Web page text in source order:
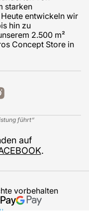
starken
entwickeln wir
hin zu
2.500 m²
Concept Store in
führt“
auf
.
vorbehalten